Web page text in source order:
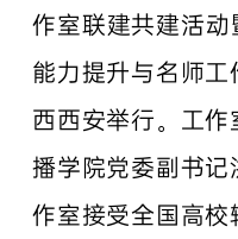
作室联建共建活
能力提升与名师
西西安举行。工
播学院党委副书记
作室接受全国高